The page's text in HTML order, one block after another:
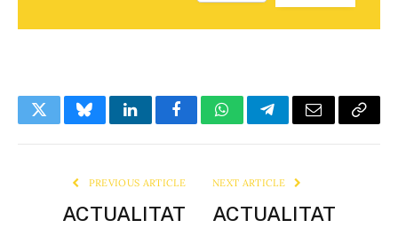
TwitterBlueskyLinkedInFacebookWhatsAppTelegramEmail Copy
PREVIOUS ARTICLE
ACTUALITAT
NEXT ARTICLE
ACTUALITAT